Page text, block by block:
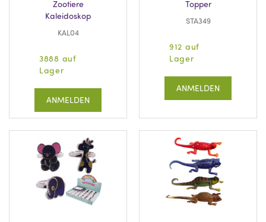
Zootiere
Kaleidoskop
KAL04
3888 auf
Lager
ANMELDEN
Topper
STA349
912 auf
Lager
ANMELDEN